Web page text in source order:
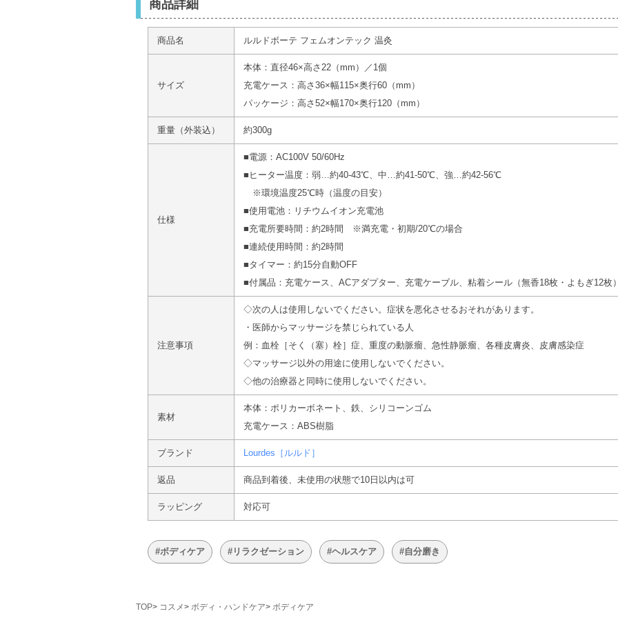
商品詳細
商品名 ルルドボーテ フェムオンテック 温灸
サイズ
本体：直径46×高さ22（mm）／1個
充電ケース：高さ36×幅115×奥行60（mm）
パッケージ：高さ52×幅170×奥行120（mm）
重量（外装込） 約300g
仕様
■電源：AC100V 50/60Hz
■ヒーター温度：弱…約40-43℃、中…約41-50℃、強…約42-56℃
※環境温度25℃時（温度の目安）
■使用電池：リチウムイオン充電池
■充電所要時間：約2時間 ※満充電・初期/20℃の場合
■連続使用時間：約2時間
■タイマー：約15分自動OFF
■付属品：充電ケース、ACアダプター、充電ケーブル、粘着シール（無香18枚・よもぎ12枚
注意事項
◇次の人は使用しないでください。症状を悪化させるおそれがあります。
・医師からマッサージを禁じられている人
例：血栓［そく（塞）栓］症、重度の動脈瘤、急性静脈瘤、各種皮膚炎、皮膚感染症
◇マッサージ以外の用途に使用しないでください。
◇他の治療器と同時に使用しないでください。
素材
本体：ポリカーボネート、鉄、シリコーンゴム
充電ケース：ABS樹脂
ブランド Lourdes［ルルド］
返品 商品到着後、未使用の状態で10日以内は可
ラッピング 対応可
#ボディケア #リラクゼーション #ヘルスケア #自分磨き
TOP コスメ ボディ・ハンドケア ボディケア